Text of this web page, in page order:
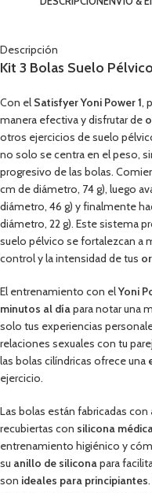
Descripción
Kit 3 Bolas Suelo
Con el Satisfyer Yoni Power 1,
manera efectiva y disfrutar de
otros ejercicios de suelo
no solo se centra en el peso,
progresivo de las bolas.
cm de diámetro, 74 g), luego
diámetro, 46 g) y finalmente
diámetro, 22 g). Este sistema
suelo pélvico se fortalezcan a
control y la intensidad de tus
El entrenamiento con elYoni
minutos al díapara notar una
solo tus experiencias
relaciones sexuales con tu
las bolas cilíndricas ofrece una
ejercicio.
Las bolas están fabricadas con
recubiertas con silicona
entrenamiento higiénico y
su anillo de siliconapara
son ideales para principiantes